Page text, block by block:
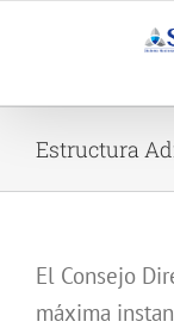
Estructura
El Consejo
máxima